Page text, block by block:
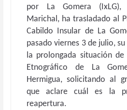
por La Gomera (IxLG),
Marichal, ha trasladado al
Cabildo Insular de La
pasado viernes 3 de julio,
la prolongada situación
Etnográfico de La
Hermigua, solicitando al
que aclare cuál es la
reapertura.